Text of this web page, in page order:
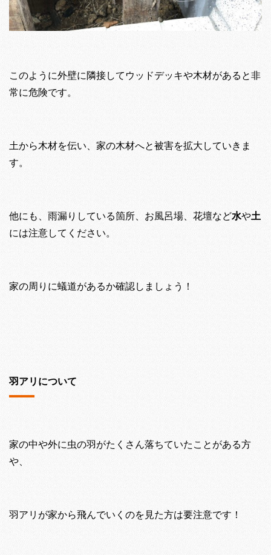
このように外壁に隣接してウッドデッキや木材があると非
常に危険です。
土から木材を伝い、家の木材へと被害を拡大していきま
す。
他にも、雨漏りしている箇所、お風呂場、花壇など水や土
には注意してください。
家の周りに蟻道があるか確認しましょう！
羽アリについて
家の中や外に虫の羽がたくさん落ちていたことがある方
や、
羽アリが家から飛んでいくのを見た方は要注意です！